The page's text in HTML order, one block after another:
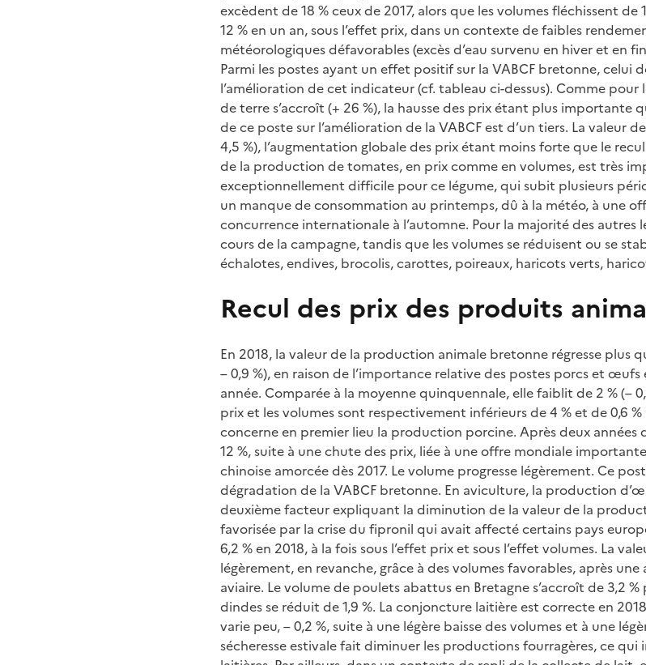
excèdent de 18 % ceux de 2017, alors que les volumes fléchissent de
12 % en un an, sous l’effet prix, dans un contexte de faibles
météorologiques défavorables (excès d’eau survenu en hiver et en
Parmi les postes ayant un effet positif sur la VABCF bretonne, celui
l’amélioration de cet indicateur (cf. tableau ci-dessus). Comme pour
de terre s’accroît (+ 26 %), la hausse des prix étant plus importante
de ce poste sur l’amélioration de la VABCF est d’un tiers. La valeur
4,5 %), l’augmentation globale des prix étant moins forte que le
de la production de tomates, en prix comme en volumes, est très
exceptionnellement difficile pour ce légume, qui subit plusieurs
un manque de consommation au printemps, dû à la météo, à une
concurrence internationale à l’automne. Pour la majorité des autres
cours de la campagne, tandis que les volumes se réduisent ou se
échalotes, endives, brocolis, carottes, poireaux, haricots verts,
Recul des prix des produits
En 2018, la valeur de la production animale bretonne régresse plus
– 0,9 %), en raison de l’importance relative des postes porcs et
année. Comparée à la moyenne quinquennale, elle faiblit de 2 % (–
prix et les volumes sont respectivement inférieurs de 4 % et de 0,6 %
concerne en premier lieu la production porcine. Après deux années
12 %, suite à une chute des prix, liée à une offre mondiale
chinoise amorcée dès 2017. Le volume progresse légèrement. Ce
dégradation de la VABCF bretonne. En aviculture, la production
deuxième facteur expliquant la diminution de la valeur de la
favorisée par la crise du fipronil qui avait affecté certains pays
6,2 % en 2018, à la fois sous l’effet prix et sous l’effet volumes. La
légèrement, en revanche, grâce à des volumes favorables, après
aviaire. Le volume de poulets abattus en Bretagne s’accroît de 3,2
dindes se réduit de 1,9 %. La conjoncture laitière est correcte en
varie peu, – 0,2 %, suite à une légère baisse des volumes et à une
sécheresse estivale fait diminuer les productions fourragères, ce